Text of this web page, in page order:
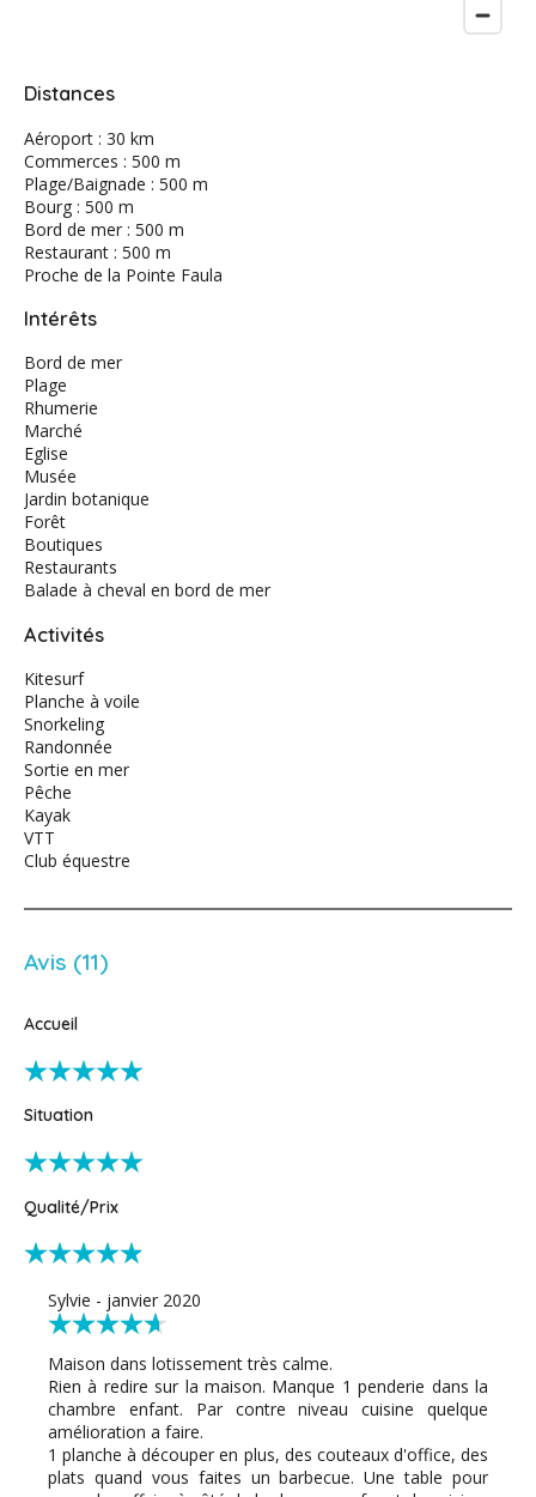
Distances
Aéroport : 30 km
Commerces : 500 m
Plage/Baignade : 500 m
Bourg : 500 m
Bord de mer : 500 m
Restaurant : 500 m
Proche de la Pointe Faula
Intérêts
Bord de mer
Plage
Rhumerie
Marché
Eglise
Musée
Jardin botanique
Forêt
Boutiques
Restaurants
Balade à cheval en bord de mer
Activités
Kitesurf
Planche à voile
Snorkeling
Randonnée
Sortie en mer
Pêche
Kayak
VTT
Club équestre
Avis (11)
Accueil
Situation
Qualité/Prix
Sylvie - janvier 2020
Maison dans lotissement très calme.
Rien à redire sur la maison. Manque 1 penderie dans la
chambre enfant. Par contre niveau cuisine quelque
amélioration a faire.
1 planche à découper en plus, des couteaux d'office, des
plats quand vous faites un barbecue. Une table pour